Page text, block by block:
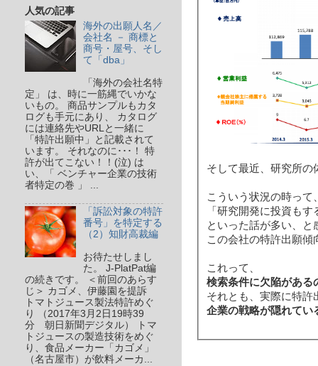
そして最近、研究所の
こういう状況の時って
「研究開発に投資も
といった話が多い、と
この会社の特許出願傾
これって、
検索条件に欠陥がある
それとも、実際に特許
企業の戦略が隠れてい
人気の記事
海外の出願人名／
会社名 － 商標と
商号・屋号、そし
て「dba」
「海外の会社名特
定」 は、時に一筋縄でいかな
いもの。 商品サンプルもカタ
ログも手元にあり、 カタログ
には連絡先やURLと一緒に
「特許出願中」と記載されて
います。 それなのに･･･！ 特
許が出てこない！！(泣) は
い、「 ベンチャー企業の技術
者特定の巻 」 ...
「訴訟対象の特許
番号」を特定する
（2）知財高裁編
お待たせしまし
た。 J-PlatPat編
の続きです。 ＜前回のあらす
じ＞ カゴメ、伊藤園を提訴
トマトジュース製法特許めぐ
り （2017年3月2日19時39
分 朝日新聞デジタル） トマ
トジュースの製造技術をめぐ
り、食品メーカー「カゴメ」
（名古屋市）が飲料メーカ...